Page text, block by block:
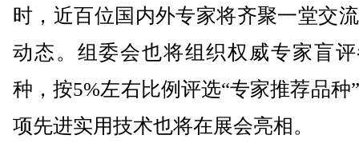
时，近百位国内外专家将齐聚一堂交
动态。组委会也将组织权威专家盲
种，按5%左右比例评选“专家推荐品种
项先进实用技术也将在展会亮相。